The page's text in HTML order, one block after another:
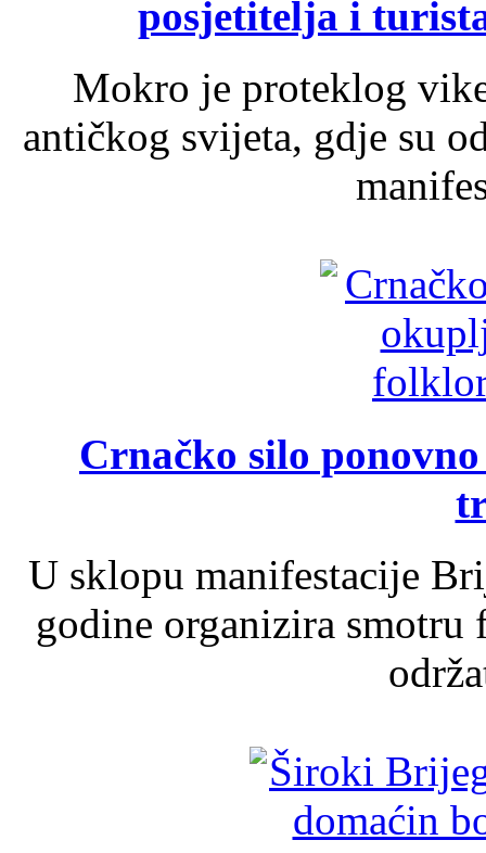
posjetitelja i
Mokro je proteklog
antičkog svijeta, gdje su
Crnačko silo
U sklopu manifestacije
godine organizira